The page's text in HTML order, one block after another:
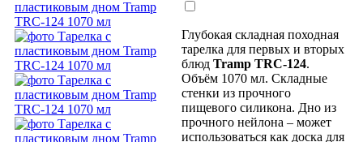
Глубокая складная походная
тарелка для первых и вторых
блюд Tramp TRC-124.
Объём 1070 мл. Складные
стенки из прочного
пищевого силикона. Дно из
прочного нейлона – может
использоваться как доска для